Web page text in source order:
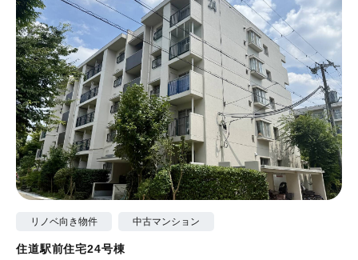
リノベ向き物件 中古マンション
住道駅前住宅24号棟